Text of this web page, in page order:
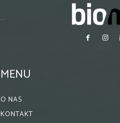
MENU
O NAS
KONTAKT